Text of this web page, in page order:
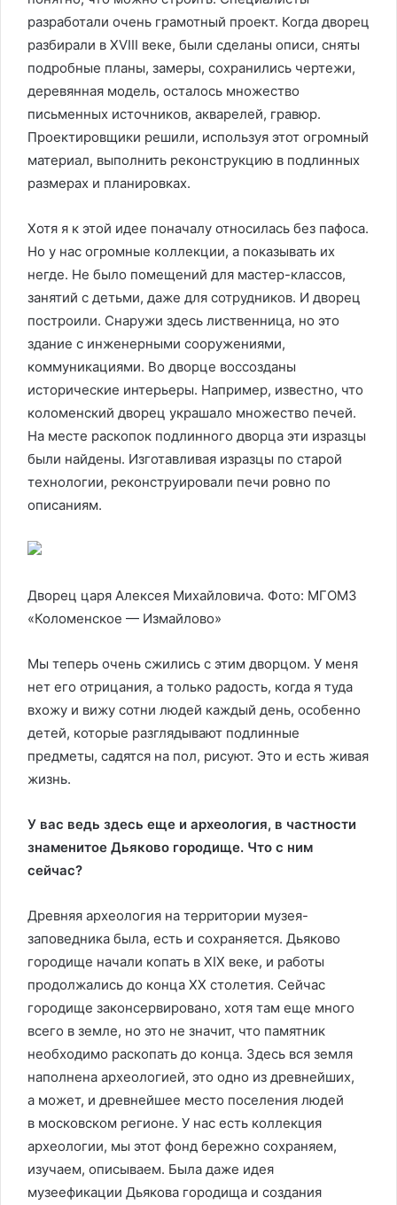
разработали очень грамотный проект. Когда дворец
разбирали в XVIII веке, были сделаны описи, сняты
подробные планы, замеры, сохранились чертежи,
деревянная модель, осталось множество
письменных источников, акварелей, гравюр.
Проектировщики решили, используя этот огромный
материал, выполнить реконструкцию в подлинных
размерах и планировках.
Хотя я к этой идее поначалу относилась без пафоса.
Но у нас огромные коллекции, а показывать их
негде. Не было помещений для мастер-классов,
занятий с детьми, даже для сотрудников. И дворец
построили. Снаружи здесь лиственница, но это
здание с инженерными сооружениями,
коммуникациями. Во дворце воссозданы
исторические интерьеры. Например, известно, что
коломенский дворец украшало множество печей.
На месте раскопок подлинного дворца эти изразцы
были найдены. Изготавливая изразцы по старой
технологии, реконструировали печи ровно по
описаниям.
Дворец царя Алексея Михайловича. Фото: МГОМЗ
«Коломенское — Измайлово»
Мы теперь очень сжились с этим дворцом. У меня
нет его отрицания, а только радость, когда я туда
вхожу и вижу сотни людей каждый день, особенно
детей, которые разглядывают подлинные
предметы, садятся на пол, рисуют. Это и есть живая
жизнь.
У вас ведь здесь еще и архео­логия, в частности
знамени­тое Дьяково городище. Что с ним
сейчас?
Древняя археология на территории музея-
заповедника была, есть и сохраняется. Дьяково
городище начали копать в XIX веке, и работы
продолжались до конца ХХ столетия. Сейчас
городище законсервировано, хотя там еще много
всего в земле, но это не значит, что памятник
необходимо раскопать до конца. Здесь вся земля
наполнена архео­логией, это одно из древнейших,
а может, и древнейшее место поселения людей
в московском регионе. У нас есть коллекция
археологии, мы этот фонд бережно сохраняем,
изучаем, описываем. Была даже идея
музеефикации Дьякова городища и создания